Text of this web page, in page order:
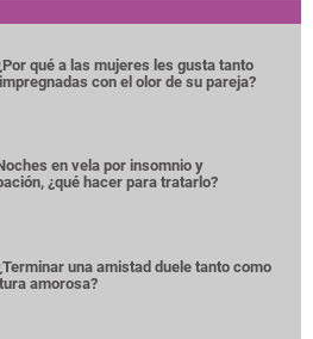
qué a las mujeres les gusta tanto
con el olor de su pareja?
en vela por insomnio y
¿qué hacer para tratarlo?
una amistad duele tanto como
amorosa?